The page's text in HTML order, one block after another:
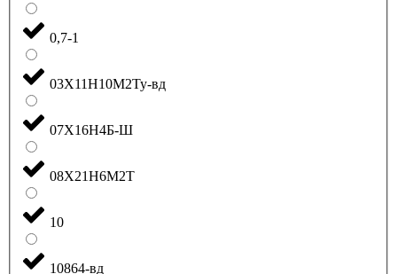
0,7-1
03Х11Н10М2Ту-вд
07Х16Н4Б-Ш
08Х21Н6М2Т
10
10864-вд